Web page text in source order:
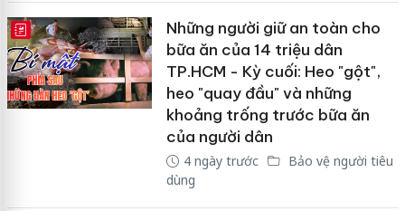
E-MAGAZINE
Những người giữ an toàn cho
bữa ăn của 14 triệu dân
TP.HCM - Kỳ cuối: Heo "gột",
heo "quay đầu" và những
khoảng trống trước bữa ăn
của người dân
4 ngày trước
Bảo vệ người tiêu
dùng